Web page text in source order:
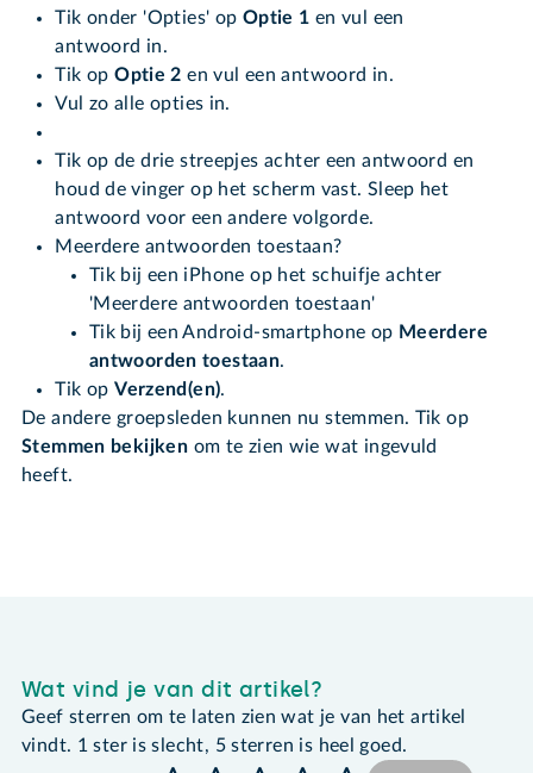
Tik onder 'Opties' op Optie 1 en vul een
antwoord in.
Tik opOptie 2 en vul een antwoord in.
Vul zo alle opties in.
Tik op de drie streepjes achter een antwoord en
houd de vinger op het scherm vast. Sleep het
antwoord voor een andere volgorde.
Meerdere antwoorden toestaan?
Tik bij een iPhone op het schuifje achter
'Meerdere antwoorden toestaan'
Tik bij een Android-smartphone op Meerdere
antwoorden toestaan.
Tik opVerzend(en).
De andere groepsleden kunnen nu stemmen. Tik op
Stemmen bekijken om te zien wie wat ingevuld
heeft.
Wat vind je van dit artikel?
Geef sterren om te laten zien wat je van het artikel
vindt. 1 ster is slecht, 5 sterren is heel goed.